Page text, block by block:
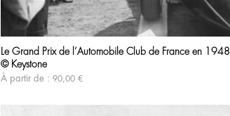
Le Grand Prix de l’Automobile Club de France en 1948
© Keystone
À partir de : 90,00 €